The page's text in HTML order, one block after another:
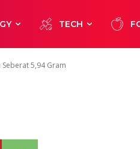
TECH
5,94 Gram